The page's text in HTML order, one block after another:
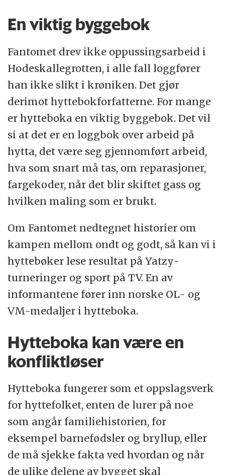
En viktig byggebok
Fantomet drev ikke oppussingsarbeid i
Hodeskallegrotten, i alle fall loggfører
han ikke slikt i krøniken. Det gjør
derimot hyttebokforfatterne. For mange
er hytteboka en viktig byggebok. Det vil
si at det er en loggbok over arbeid på
hytta, det være seg gjennomført arbeid,
hva som snart må tas, om reparasjoner,
fargekoder, når det blir skiftet gass og
hvilken maling som er brukt.
Om Fantomet nedtegnet historier om
kampen mellom ondt og godt, så kan vi i
hyttebøker lese resultat på Yatzy-
turneringer og sport på TV. En av
informantene fører inn norske OL- og
VM-medaljer i hytteboka.
Hytteboka kan være en
konfliktløser
Hytteboka fungerer som et oppslagsverk
for hyttefolket, enten de lurer på noe
som angår familiehistorien, for
eksempel barnefødsler og bryllup, eller
de må sjekke fakta ved hvordan og når
de ulike delene av bygget skal